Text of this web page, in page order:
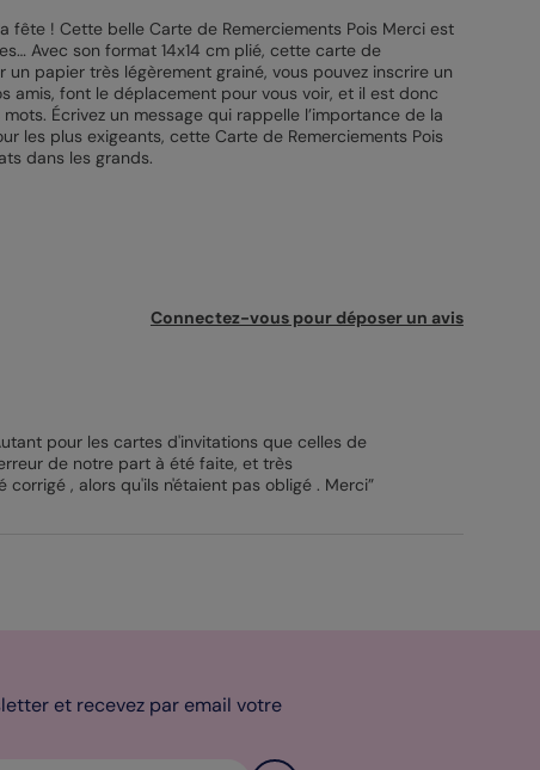
fête ! Cette belle ​​Carte de Remerciements Pois Merci est
Avec son format 14x14 cm plié, cette carte de
papier très légèrement grainé, vous pouvez inscrire un
amis, font le déplacement pour vous voir, et il est donc
Écrivez un message qui rappelle l’importance de la
les plus exigeants, cette ​​Carte de Remerciements Pois
dans les grands.
Connectez-vous pour déposer un avis
pour les cartes d'invitations que celles de
de notre part à été faite, et très
corrigé , alors qu'ils n'étaient pas obligé . Merci”
et recevez par email votre